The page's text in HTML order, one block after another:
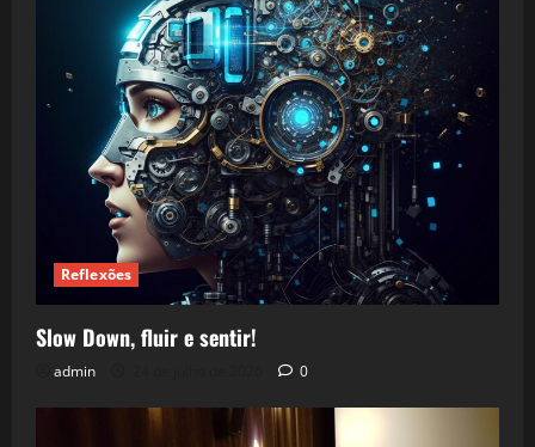
Reflexões
Slow Down, fluir e sentir!
admin 0